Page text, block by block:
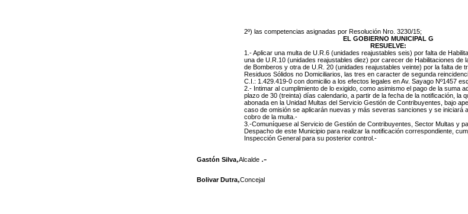
2º) las competencias asignadas por Resolución Nro. 3230/15;
EL GOBIERNO MUNICIPAL G
RESUELVE:
1.- Aplicar una multa de U.R.6 (unidades reajustables seis) por falta de
una de U.R.10 (unidades reajustables diez) por carecer de Habilitaciones de
de Bomberos y otra de U.R. 20 (unidades reajustables veinte) por la falta de
Residuos Sólidos no Domiciliarios, las tres en caracter de segunda
C.I.: 1.429.419-0 con domicilio a los efectos legales en Av. Sayago Nº1457
2.- Intimar al cumplimiento de lo exigido, como asimismo el pago de la suma
plazo de 30 (treinta) días calendario, a partir de la fecha de la notificación, la
abonada en la Unidad Multas del Servicio Gestión de Contribuyentes, bajo
caso de omisión se aplicarán nuevas y más severas sanciones y se iniciará
cobro de la multa.-
3.-Comuníquese al Servicio de Gestión de Contribuyentes, Sector Multas y
Despacho de este Municipio para realizar la notificación correspondiente,
Inspección General para su posterior control.-
Gastón Silva,Alcalde .-
Bolivar Dutra,Concejal